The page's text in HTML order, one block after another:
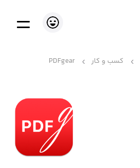
کسب و کار PDFgear